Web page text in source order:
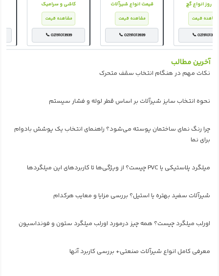
کاشی و سرامیک
مشاهده قیمت
📞 02191013939
قیمت انواع شیرآلات
مشاهده قیمت
📞 02191013939
قیمت روز انواع گچ
مشاهده قیمت
📞 02191013939
آخرین مطالب
نکات مهم در هنگام انتخاب سقف متحرک
نحوه انتخاب سایز شیرآلات بر اساس قطر لوله و فشار سیستم
چرا رنگ نمای ساختمان پوسته می‌شود؟ راهنمای انتخاب یک پوشش بادوام
برای نما
میلگرد پلاستیکی یا PVC چیست؟ از ویژگی‌ها تا کاربردهای این میلگردها
شیرآلات سفید بهتره یا استیل؟ بررسی مزایا و معایب هرکدام
اورلب میلگرد چیست؟ همه چیز درمورد اورلب میلگرد ستون و فونداسیون
معرفی کامل انواع شیرآلات صنعتی+ بررسی کاربرد آنها